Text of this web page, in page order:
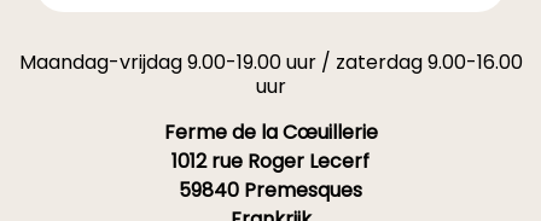
Maandag-vrijdag 9.00-19.00 uur / zaterdag 9.00-16.00
uur
Ferme de la Cœuillerie
1012 rue Roger Lecerf
59840 Premesques